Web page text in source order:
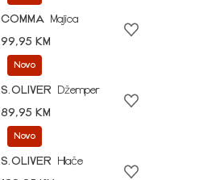
COMMA
Majica
99,95 KM
Novo
S.OLIVER
Džemper
89,95 KM
Novo
S.OLIVER
Hlače